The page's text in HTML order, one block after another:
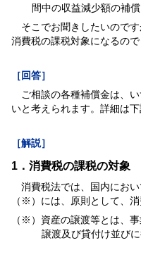
間中の収益減少額の補償
そこでお聞きしたいので
消費税の課税対象になるの
［回答］
ご相談の各種補償金は、
いと考えられます。詳細は
［解説］
1．消費税の課税の対象
消費税法では、国内にお
（※）には、原則として、
（※）資産の譲渡等とは、
譲渡及び貸付け並び